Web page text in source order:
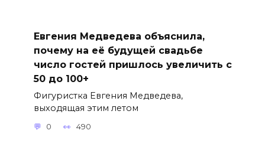
Евгения Медведева объяснила,
почему на её будущей свадьбе
число гостей пришлось увеличить с
50 до 100+
Фигуристка Евгения Медведева,
выходящая этим летом
0 490